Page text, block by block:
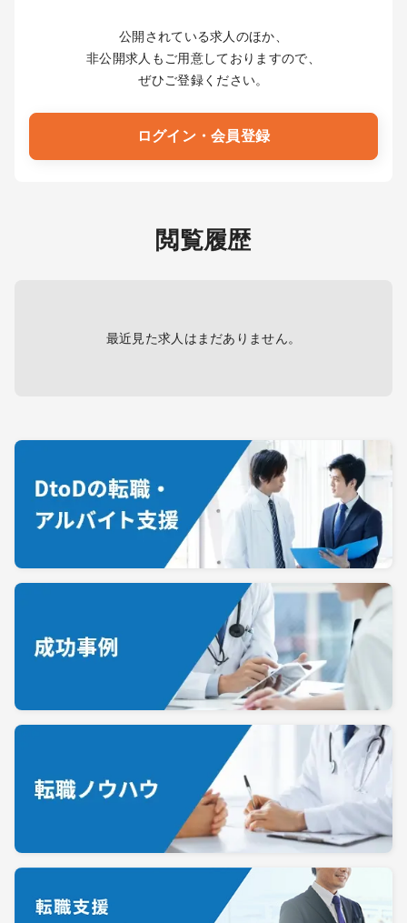
公開されている求人のほか、
非公開求人もご用意しておりますので、
ぜひご登録ください。
ログイン・会員登録
閲覧履歴
最近見た求人はまだありません。